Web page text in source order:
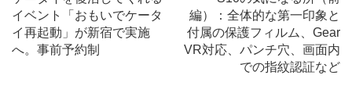
イベント「おもいでケータ
イ再起動」が新宿で実施
へ。事前予約制
編）：全体的な第一印象と
付属の保護フィルム、Gear
VR対応、パンチ穴、画面内
での指紋認証など